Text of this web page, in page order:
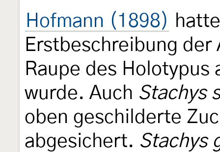
Hofmann (1898)
Erstbeschreibung
Raupe des Holotypus
wurde. Auch Stachys
oben geschilderte
abgesichert. Stachys